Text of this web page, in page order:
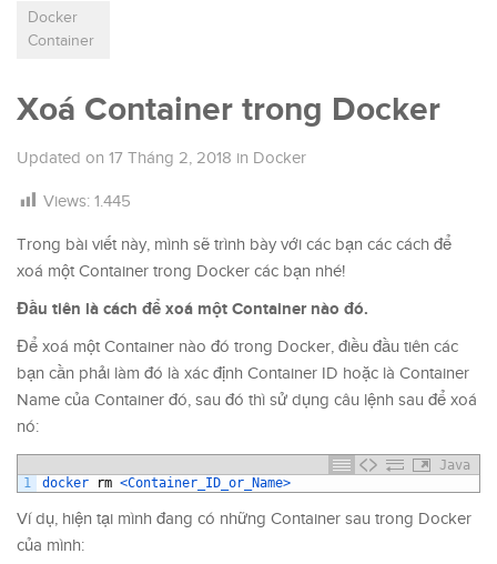
Docker
Container
Xoá Container trong Docker
Updated on 17 Tháng 2, 2018 in Docker
Views: 1.445
Trong bài viết này, mình sẽ trình bày với các bạn các cách để
xoá một Container trong Docker các bạn nhé!
Đầu tiên là cách để xoá một Container nào đó.
Để xoá một Container nào đó trong Docker, điều đầu tiên các
bạn cần phải làm đó là xác định Container ID hoặc là Container
Name của Container đó, sau đó thì sử dụng câu lệnh sau để xoá
nó:
Java
1
docker rm <Container_ID_or_Name>
Ví dụ, hiện tại mình đang có những Container sau trong Docker
của mình: